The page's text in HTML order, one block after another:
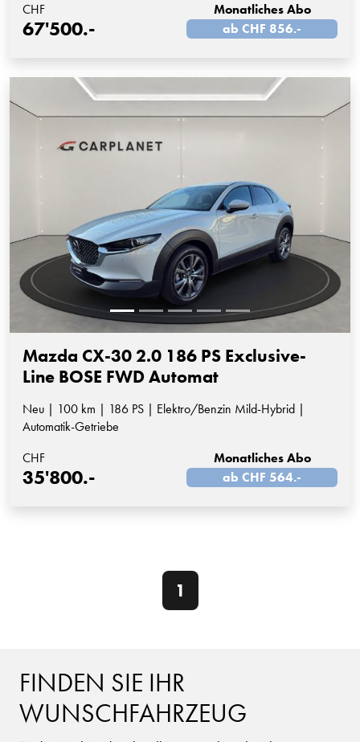
CHF
67'500.-
Monatliches Abo
ab CHF 856.-
Mazda CX-30 2.0 186 PS Exclusive-
Line BOSE FWD Automat
Neu | 100 km | 186 PS | Elektro/Benzin Mild-Hybrid |
Automatik-Getriebe
CHF
35'800.-
Monatliches Abo
ab CHF 564.-
1
FINDEN SIE IHR
WUNSCHFAHRZEUG